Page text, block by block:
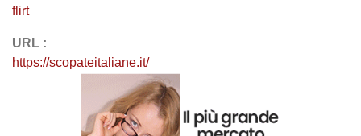
flirt
URL :
https://scopateitaliane.it/